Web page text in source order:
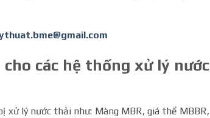
các hệ thống xử lý nước
lý nước thải như: Màng MBR, giá thể MBBR,